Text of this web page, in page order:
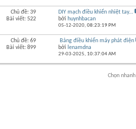
Chủ đề: 39
Bài viết: 522
DIY mạch điều khiển nhiệt tay...
bởi huynhbacan
05-12-2020,08:23:19 PM
Chủ đề: 69
Bài viết: 899
Bảng điều khiển máy phát điện
bởi lenamdna
29-03-2025, 10:37:04 AM
Chọn nhanh